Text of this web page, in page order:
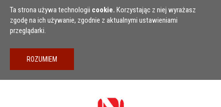
Przejdź do treści
Ta strona używa technologii cookie. Korzystając z niej wyrażasz
zgodę na ich używanie, zgodnie z aktualnymi ustawieniami
przeglądarki.